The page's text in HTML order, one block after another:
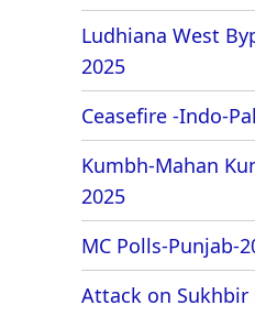
Ludhiana West
2025
Ceasefire -Indo-
Kumbh-Mahan
2025
MC Polls-Punjab-
Attack on Sukhbir